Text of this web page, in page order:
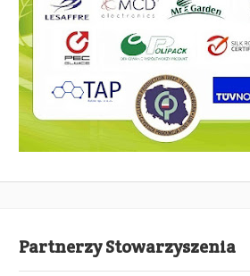
Partnerzy Stowarzyszenia